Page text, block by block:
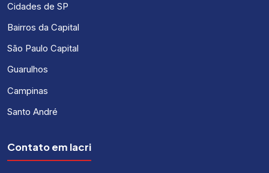
Cidades de SP
Bairros da Capital
São Paulo Capital
Guarulhos
Campinas
Santo André
Contato em Iacri